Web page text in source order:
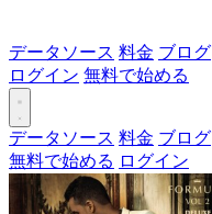
データソース 料金 ブログ
ログイン 無料で始める
データソース 料金 ブログ
無料で始める ログイン